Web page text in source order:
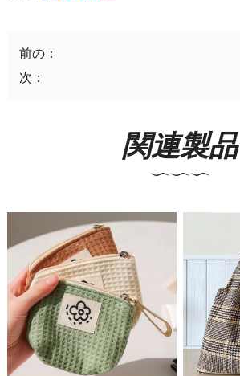
前の：
次：
関連製品